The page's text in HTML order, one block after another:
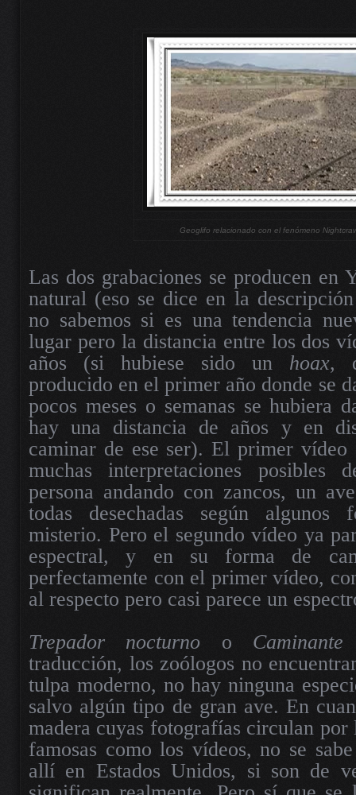
Geoglifo relacionado con el fenómeno
Las dos grabaciones se producen en
natural (eso se dice en la
no sabemos si es una tendencia
lugar pero la distancia entre los dos
años (si hubiese sido un hoax,
producido en el primer año donde se
pocos meses o semanas se hubiera
hay una distancia de años y en
caminar de ese ser). El primer vídeo
muchas interpretaciones posibles
persona andando con zancos, un
todas desechadas según
misterio. Pero el segundo vídeo ya
espectral, y en su forma de
perfectamente con el primer vídeo,
al respecto pero casi parece un
Trepador nocturno o
traducción, los zoólogos no
tulpa moderno, no hay ninguna
salvo algún tipo de gran ave. En
madera cuyas fotografías circulan por
famosas como los vídeos, no se
allí en Estados Unidos, si son de